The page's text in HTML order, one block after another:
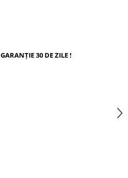
GARANȚIE 30 DE ZILE !